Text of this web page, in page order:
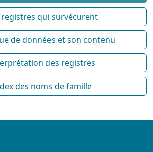
registres qui survécurent
de données et son contenu
des registres
des noms de famille